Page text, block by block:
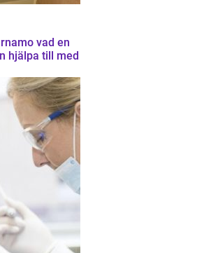
vad en
hjälpa till med